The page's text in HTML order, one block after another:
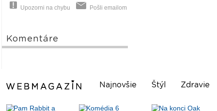
Upozorni na chybu Pošli emailom
Komentáre
Najnovšie Štýl Zdravie